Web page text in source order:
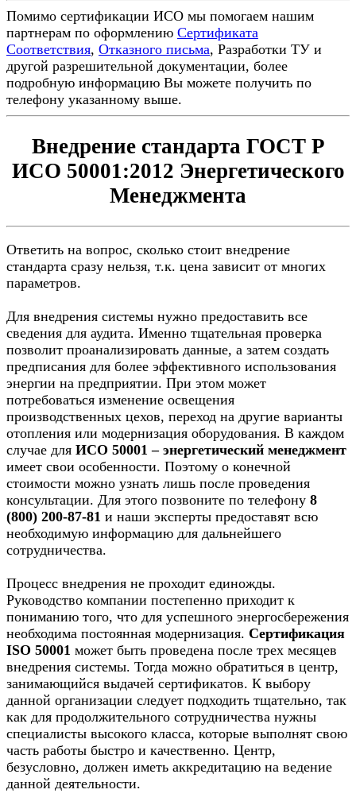
Помимо сертификации ИСО мы помогаем нашим
партнерам по оформлению Сертификата
Соответствия, Отказного письма, Разработки ТУ и
другой разрешительной документации, более
подробную информацию Вы можете получить по
телефону указанному выше.
Внедрение стандарта ГОСТ Р
ИСО 50001:2012 Энергетического
Менеджмента
Ответить на вопрос, сколько стоит внедрение
стандарта сразу нельзя, т.к. цена зависит от многих
параметров.
Для внедрения системы нужно предоставить все
сведения для аудита. Именно тщательная проверка
позволит проанализировать данные, а затем создать
предписания для более эффективного использования
энергии на предприятии. При этом может
потребоваться изменение освещения
производственных цехов, переход на другие варианты
отопления или модернизация оборудования. В каждом
случае для ИСО 50001 – энергетический менеджмент
имеет свои особенности. Поэтому о конечной
стоимости можно узнать лишь после проведения
консультации. Для этого позвоните по телефону 8
(800) 200-87-81 и наши эксперты предоставят всю
необходимую информацию для дальнейшего
сотрудничества.
Процесс внедрения не проходит единожды.
Руководство компании постепенно приходит к
пониманию того, что для успешного энергосбережения
необходима постоянная модернизация. Сертификация
ISO 50001 может быть проведена после трех месяцев
внедрения системы. Тогда можно обратиться в центр,
занимающийся выдачей сертификатов. К выбору
данной организации следует подходить тщательно, так
как для продолжительного сотрудничества нужны
специалисты высокого класса, которые выполнят свою
часть работы быстро и качественно. Центр,
безусловно, должен иметь аккредитацию на ведение
данной деятельности.